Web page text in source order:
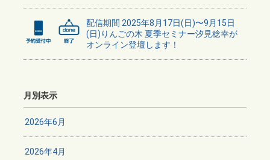
配信期間 2025年8月17日(日)〜9月15日
(日)りんごの木 夏季セミナー汐見稔幸が
オンライン登壇します！
月別表示
2026年6月
2026年4月